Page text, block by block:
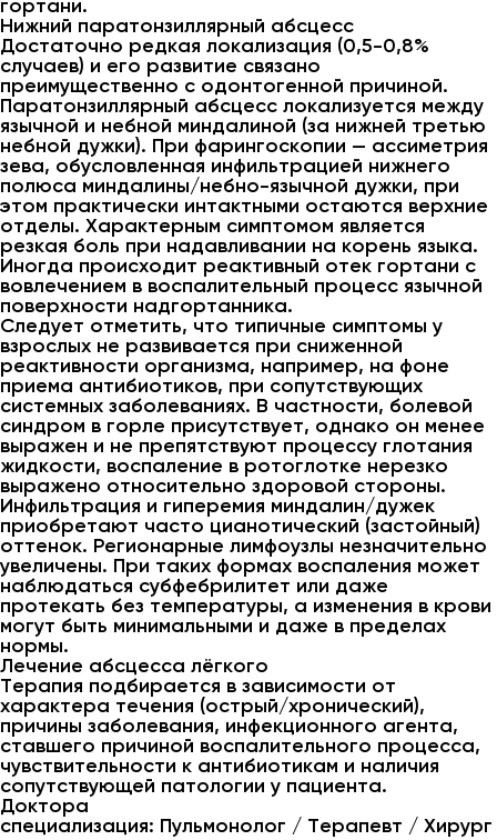
гортани.
Нижний паратонзиллярный абсцесс
Достаточно редкая локализация (0,5-0,8%
случаев) и его развитие связано
преимущественно с одонтогенной причиной.
Паратонзиллярный абсцесс локализуется между
язычной и небной миндалиной (за нижней третью
небной дужки). При фарингоскопии — ассиметрия
зева, обусловленная инфильтрацией нижнего
полюса миндалины/небно-язычной дужки, при
этом практически интактными остаются верхние
отделы. Характерным симптомом является
резкая боль при надавливании на корень языка.
Иногда происходит реактивный отек гортани с
вовлечением в воспалительный процесс язычной
поверхности надгортанника.
Следует отметить, что типичные симптомы у
взрослых не развивается при сниженной
реактивности организма, например, на фоне
приема антибиотиков, при сопутствующих
системных заболеваниях. В частности, болевой
синдром в горле присутствует, однако он менее
выражен и не препятствуют процессу глотания
жидкости, воспаление в ротоглотке нерезко
выражено относительно здоровой стороны.
Инфильтрация и гиперемия миндалин/дужек
приобретают часто цианотический (застойный)
оттенок. Регионарные лимфоузлы незначительно
увеличены. При таких формах воспаления может
наблюдаться субфебрилитет или даже
протекать без температуры, а изменения в крови
могут быть минимальными и даже в пределах
нормы.
Лечение абсцесса лёгкого
Терапия подбирается в зависимости от
характера течения (острый/хронический),
причины заболевания, инфекционного агента,
ставшего причиной воспалительного процесса,
чувствительности к антибиотикам и наличия
сопутствующей патологии у пациента.
Доктора
специализация: Пульмонолог / Терапевт / Хирург